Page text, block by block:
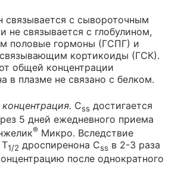
связывается с сывороточным
не связывается с глобулином,
половые гормоны (ГСПГ) и
связывающим кортикоиды (ГСК).
общей концентрации
в плазме не связано с белком.
Css достигается
5 дней ежедневного приема
® Микро. Вследствие
1/2 дроспиренона Css в 2-3 раза
после однократного